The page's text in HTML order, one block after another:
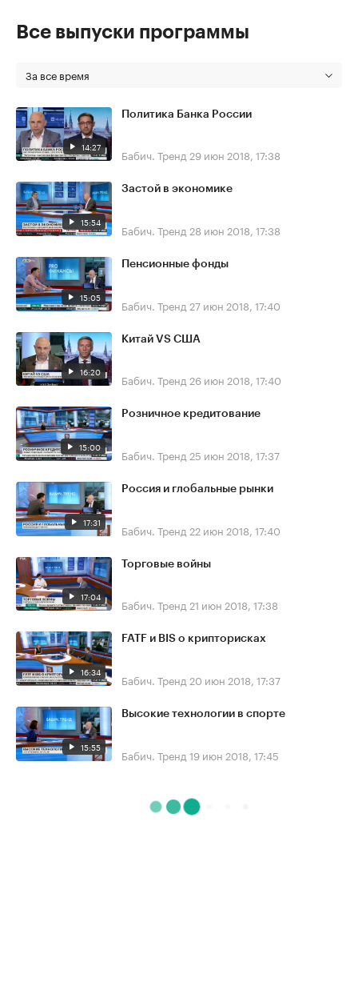
Все выпуски программы
За все время
14:27
Политика Банка России
Бабич. Тренд 29 июн 2018, 17:38
15:54
Застой в экономике
Бабич. Тренд 28 июн 2018, 17:38
15:05
Пенсионные фонды
Бабич. Тренд 27 июн 2018, 17:40
16:20
Китай VS США
Бабич. Тренд 26 июн 2018, 17:40
15:00
Розничное кредитование
Бабич. Тренд 25 июн 2018, 17:37
17:31
Россия и глобальные рынки
Бабич. Тренд 22 июн 2018, 17:40
17:04
Торговые войны
Бабич. Тренд 21 июн 2018, 17:38
16:34
FATF и BIS о крипторисках
Бабич. Тренд 20 июн 2018, 17:37
15:55
Высокие технологии в спорте
Бабич. Тренд 19 июн 2018, 17:45